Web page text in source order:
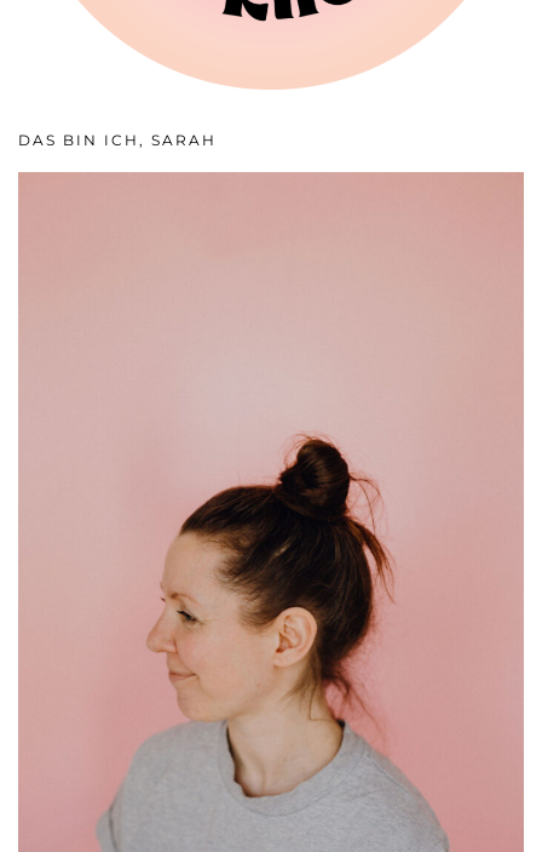
DAS BIN ICH, SARAH